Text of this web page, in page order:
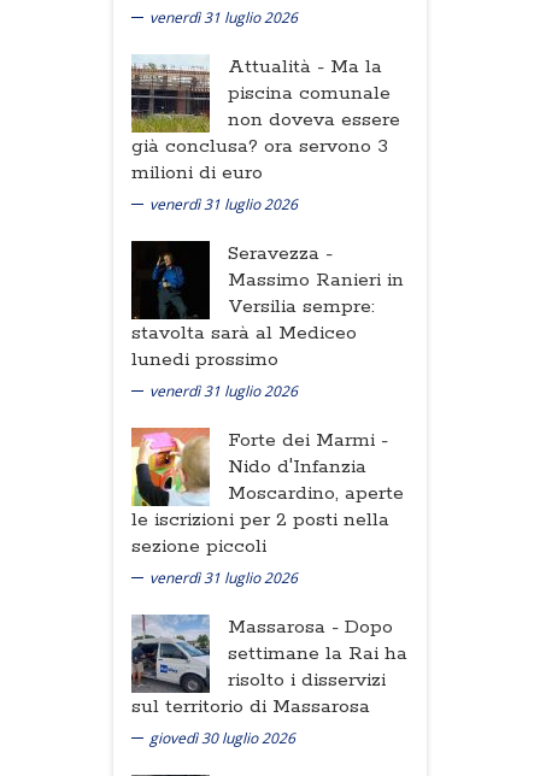
venerdì 31 luglio 2026
Attualità - Ma la
piscina comunale
non doveva essere
già conclusa? ora servono 3
milioni di euro
venerdì 31 luglio 2026
Seravezza -
Massimo Ranieri in
Versilia sempre:
stavolta sarà al Mediceo
lunedi prossimo
venerdì 31 luglio 2026
Forte dei Marmi -
Nido d'Infanzia
Moscardino, aperte
le iscrizioni per 2 posti nella
sezione piccoli
venerdì 31 luglio 2026
Massarosa - Dopo
settimane la Rai ha
risolto i disservizi
sul territorio di Massarosa
giovedì 30 luglio 2026